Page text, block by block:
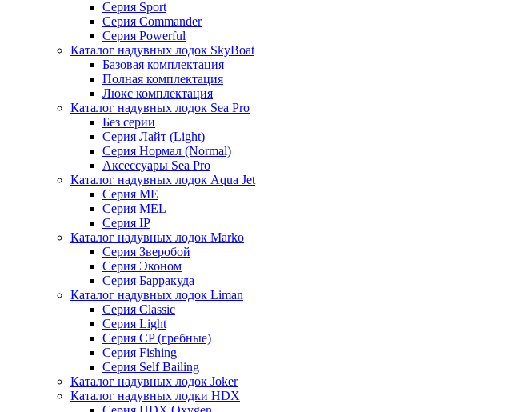
Серия Sport
Серия Commander
Серия Powerful
Каталог надувных лодок SkyBoat
Базовая комплектация
Полная комплектация
Люкс комплектация
Каталог надувных лодок Sea Pro
Без серии
Серия Лайт (Light)
Серия Нормал (Normal)
Аксессуары Sea Pro
Каталог надувных лодок Aqua Jet
Серия ME
Серия MEL
Серия IP
Каталог надувных лодок Marko
Серия Зверобой
Серия Эконом
Серия Барракуда
Каталог надувных лодок Liman
Серия Classic
Серия Light
Серия CP (гребные)
Серия Fishing
Серия Self Bailing
Каталог надувных лодок Joker
Каталог надувных лодки HDX